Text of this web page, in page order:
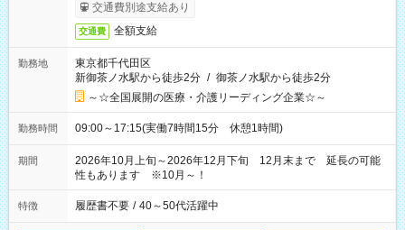
交通費別途支給あり
交通費 全額支給
勤務地
東京都千代田区
新御茶ノ水駅から徒歩2分 / 御茶ノ水駅から徒歩2分
～☆全国展開の医療・介護リーディング企業☆～
勤務時間 09:00～17:15(実働7時間15分 休憩1時間)
期間
2026年10月上旬～2026年12月下旬 12月末まで 延長の可能
性もあります ※10月～！
特徴 履歴書不要 / 40～50代活躍中